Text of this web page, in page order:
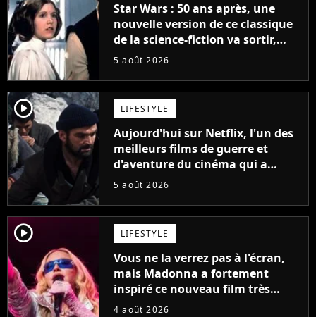
Star Wars : 50 ans après, une
nouvelle version de ce classique
de la science-fiction va sortir,
mais on ne la verra jamais en
5 août 2026
player2 LIFESTYLE
Aujourd'hui sur Netflix, l'un des
meilleurs films de guerre et
d'aventure du cinéma qui a
connu un succès retentissant à
5 août 2026
player2 LIFESTYLE
Vous ne la verrez pas à l'écran,
mais Madonna a fortement
inspiré ce nouveau film très
attendu
4 août 2026